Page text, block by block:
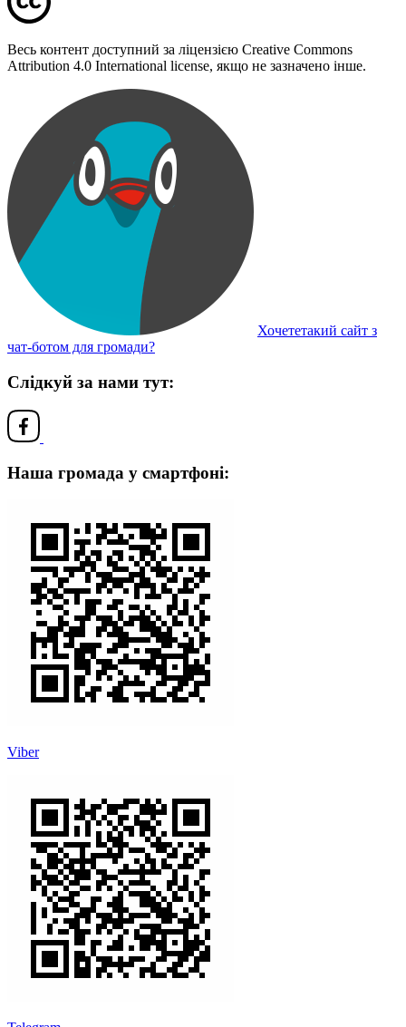
Весь контент доступний за ліцензією Creative Commons
Attribution 4.0 International license, якщо не зазначено інше.
Хочететакий сайт з
чат-ботом для громади?
Слідкуй за нами тут:
Наша громада у смартфоні:
Viber